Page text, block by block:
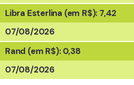
Libra Esterlina (em R$): 7,42
07/08/2026
Rand (em R$): 0,38
07/08/2026